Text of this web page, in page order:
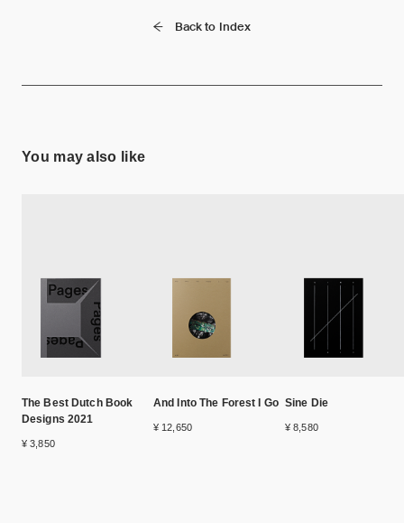
Back to Index
You may also like
The Best Dutch Book
Designs 2021
¥ 3,850
And Into The Forest I Go
¥ 12,650
Sine Die
¥ 8,580